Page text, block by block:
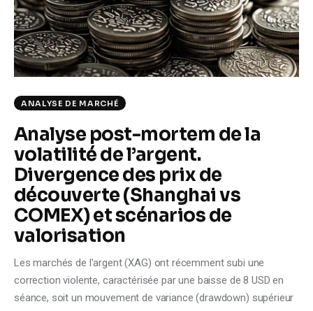
Climate
Markets
Tech
Shop
ANALYSE DE MARCHÉ
Analyse post-mortem de la
volatilité de l’argent.
Divergence des prix de
découverte (Shanghai vs
COMEX) et scénarios de
valorisation
Les marchés de l'argent (XAG) ont récemment subi une
correction violente, caractérisée par une baisse de 8 USD en
séance, soit un mouvement de variance (drawdown) supérieur